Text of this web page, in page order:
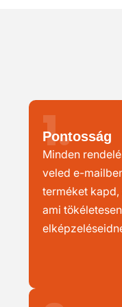
1.
Pontosság
Minden
veled e-
terméket kapd,
ami